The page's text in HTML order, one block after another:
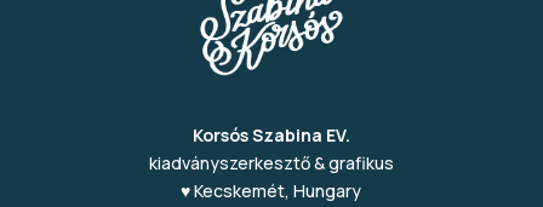
Korsós Szabina EV.
kiadványszerkesztő & grafikus
♥ Kecskemét, Hungary